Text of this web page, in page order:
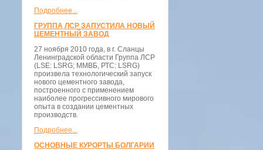
Подробнее...
ГРУППА ЛСР ЗАПУСТИЛА НОВЫЙ
ЦЕМЕНТНЫЙ ЗАВОД
27 ноября 2010 года, в г. Сланцы
Ленинградской области Группа ЛСР
(LSE: LSRG; ММВБ, РТС: LSRG)
произвела технологический запуск
нового цементного завода,
построенного с применением
наиболее прогрессивного мирового
опыта в создании цементных
производств.
Подробнее...
ОСНОВНЫЕ КУРОРТЫ БОЛГАРИИ